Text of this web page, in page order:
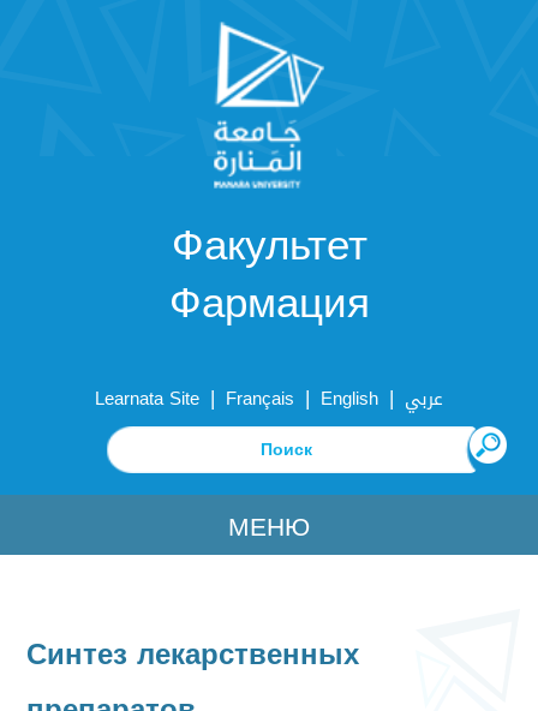
Факультет
Фармация
Learnata Site | Français | English | عربي
МЕНЮ
Синтез лекарственных